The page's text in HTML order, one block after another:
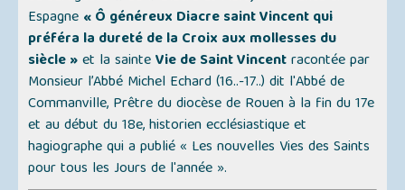
Espagne « Ô généreux Diacre saint Vincent qui
préféra la dureté de la Croix aux mollesses du
siècle »et la sainteVie de Saint Vincentracontée par
Monsieur l’Abbé Michel Echard (16..-17..) dit l'Abbé de
Commanville, Prêtre du diocèse de Rouen à la fin du 17e
et au début du 18e, historien ecclésiastique et
hagiographe qui a publié« Les nouvelles Vies des Saints
pour tous les Jours de l'année ».